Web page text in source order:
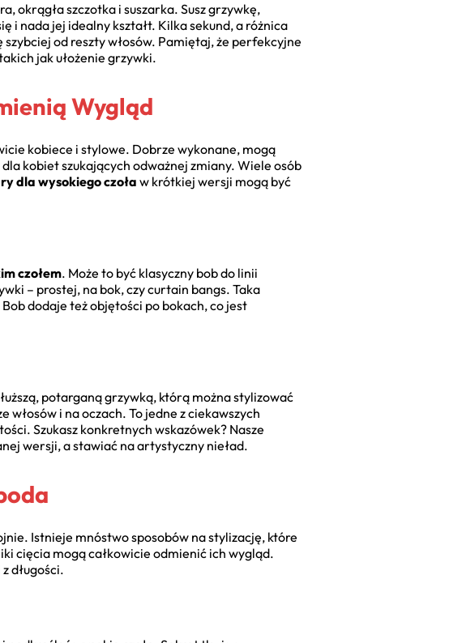
okrągła szczotka i suszarka. Susz grzywkę,
i nada jej idealny kształt. Kilka sekund, a różnica
od reszty włosów. Pamiętaj, że perfekcyjne
jak ułożenie grzywki.
Wygląd
kobiece i stylowe. Dobrze wykonane, mogą
kobiet szukających odważnej zmiany. Wiele osób
dla wysokiego czoła w krótkiej wersji mogą być
czołem. Może to być klasyczny bob do linii
– prostej, na bok, czy curtain bangs. Taka
dodaje też objętości po bokach, co jest
potarganą grzywką, którą można stylizować
włosów i na oczach. To jedne z ciekawszych
Szukasz konkretnych wskazówek? Nasze
wersji, a stawiać na artystyczny nieład.
Istnieje mnóstwo sposobów na stylizację, które
cięcia mogą całkowicie odmienić ich wygląd.
długości.